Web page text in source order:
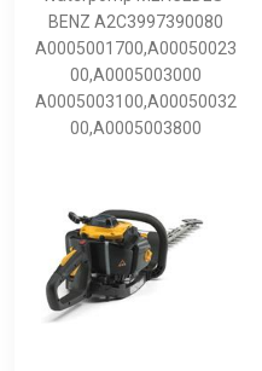
BENZ A2C3997390080
A0005001700,A00050023
00,A0005003000
A0005003100,A00050032
00,A0005003800